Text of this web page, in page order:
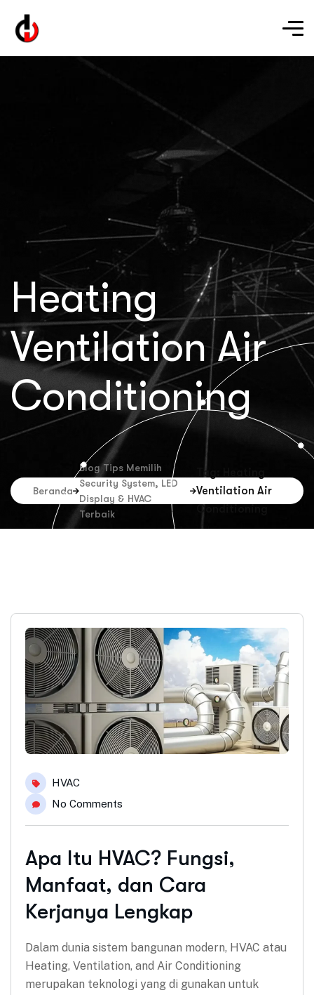
Heating
Ventilation Air
Conditioning
Beranda
Blog Tips Memilih
Security System, LED
Display & HVAC
Terbaik
Tag: Heating
Ventilation Air
Conditioning
HVAC
No Comments
Apa Itu HVAC? Fungsi,
Manfaat, dan Cara
Kerjanya Lengkap
Dalam dunia sistem bangunan modern, HVAC atau
Heating, Ventilation, and Air Conditioning
merupakan teknologi yang di gunakan untuk